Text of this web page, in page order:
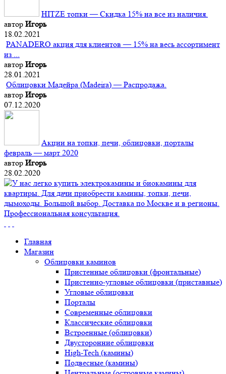
HITZE топки — Скидка 15% на все из наличия.
автор Игорь
18.02.2021
PANADERO акция для клиентов — 15% на весь ассортимент
из ...
автор Игорь
28.01.2021
Облицовки Мадейра (Мadeira) — Распродажа.
автор Игорь
07.12.2020
Акции на топки, печи, облицовки, порталы
февраль — март 2020
автор Игорь
28.02.2020
Главная
Магазин
Облицовки каминов
Пристенные облицовки (фронтальные)
Пристенно-угловые облицовки (приставные)
Угловые облицовки
Порталы
Современные облицовки
Классические облицовки
Встроенные (облицовки)
Двусторонние облицовки
High-Tech (камины)
Подвесные (камины)